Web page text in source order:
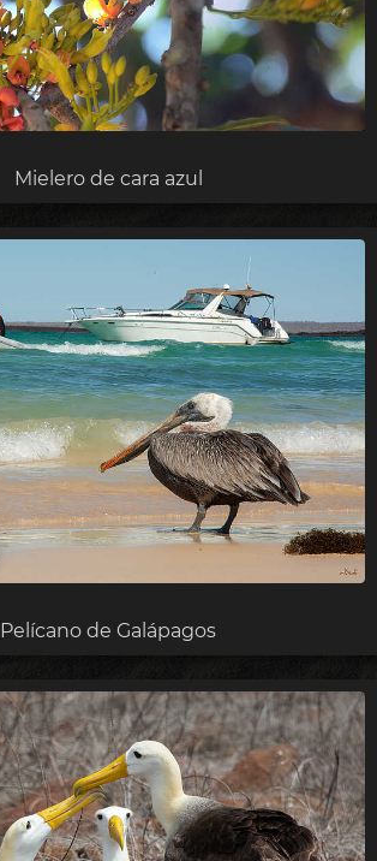
Mielero de cara azul
Pelícano de Galápagos